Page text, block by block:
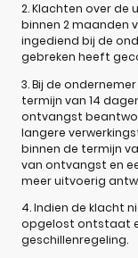
2. Klachten over de
binnen 2 maanden
ingediend bij de
gebreken heeft
3. Bij de
termijn van 14
ontvangst
langere
binnen de termijn
van ontvangst en
meer uitvoerig
4. Indien de klacht
opgelost ontstaat
geschillenregeling.